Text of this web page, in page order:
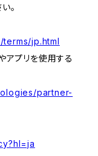
。
jp.html
アプリを使用する
partner-